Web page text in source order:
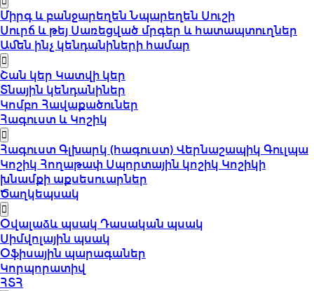
Միրգ և բանջարեղենՆպարեղեն Սուշի
Սուրճ և թեյ Սառեցված մրգեր և հատապտուղներ
Ամեն ինչ կենդանիների համար
Շան կեր Կատվի կեր
Տնային կենդանիներ
Կոմբո Հավաքածուներ
Հագուստ և Կոշիկ
Հագուստ Գլխարկ (հագուստ) Վերնաշապիկ Գուլպա
Կոշիկ Հողաթափ Սպորտային կոշիկ Կոշիկի
խնամքի աքսեսուարներ
Ծաղկեպսակ
Օվալաձև պսակ Դասական պսակ
Սիմվոլային պսակ
Օֆիսային պարագաներ
Կորպորատիվ
ՀՏՀ